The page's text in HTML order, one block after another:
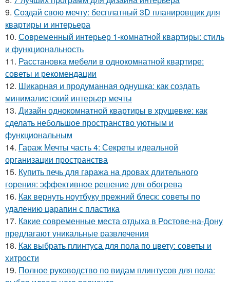
9. Создай свою мечту: бесплатный 3D планировщик для
квартиры и интерьера
10. Современный интерьер 1-комнатной квартиры: стиль
и функциональность
11. Расстановка мебели в однокомнатной квартире:
советы и рекомендации
12. Шикарная и продуманная однушка: как создать
минималистский интерьер мечты
13. Дизайн однокомнатной квартиры в хрущевке: как
сделать небольшое пространство уютным и
функциональным
14. Гараж Мечты часть 4: Секреты идеальной
организации пространства
15. Купить печь для гаража на дровах длительного
горения: эффективное решение для обогрева
16. Как вернуть ноутбуку прежний блеск: советы по
удалению царапин с пластика
17. Какие современные места отдыха в Ростове-на-Дону
предлагают уникальные развлечения
18. Как выбрать плинтуса для пола по цвету: советы и
хитрости
19. Полное руководство по видам плинтусов для пола: